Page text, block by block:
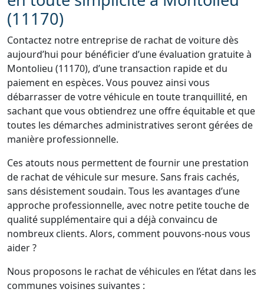
(11170)
Contactez notre entreprise de rachat de voiture dès
aujourd’hui pour bénéficier d’une évaluation gratuite à
Montolieu (11170), d’une transaction rapide et du
paiement en espèces. Vous pouvez ainsi vous
débarrasser de votre véhicule en toute tranquillité, en
sachant que vous obtiendrez une offre équitable et que
toutes les démarches administratives seront gérées de
manière professionnelle.
Ces atouts nous permettent de fournir une prestation
de rachat de véhicule sur mesure. Sans frais cachés,
sans désistement soudain. Tous les avantages d’une
approche professionnelle, avec notre petite touche de
qualité supplémentaire qui a déjà convaincu de
nombreux clients. Alors, comment pouvons-nous vous
aider ?
Nous proposons le rachat de véhicules en l’état dans les
communes voisines suivantes :